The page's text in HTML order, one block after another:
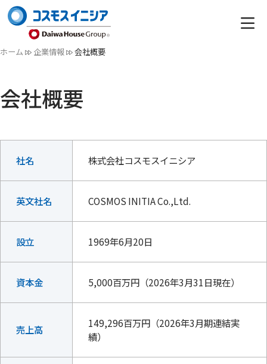
ホーム 企業情報 会社概要
会社概要
社名 株式会社コスモスイニシア
英文社名 COSMOS INITIA Co.,Ltd.
設立 1969年6月20日
資本金 5,000百万円（2026年3月31日現在）
売上高
149,296百万円（2026年3月期連結実
績）